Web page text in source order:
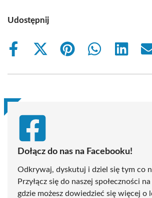
Udostępnij
Share
Share
(Twitter)
Share
Share
Share
Dołącz do nas na Facebooku!
Odkrywaj, dyskutuj i dziel się tym co
Przyłącz się do naszej społeczności
gdzie możesz dowiedzieć się więcej o